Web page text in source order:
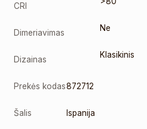
CRI
Dimeriavimas Ne
Dizainas Klasikinis
Prekės kodas872712
Šalis Ispanija